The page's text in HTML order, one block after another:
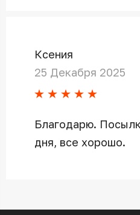
Ксения
25 Декабря 2025
Благодарю.
дня, все хорошо.